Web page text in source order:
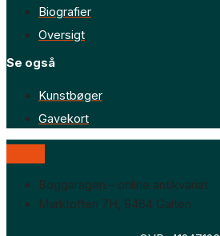
Biografier
Oversigt
Se også
Kunstbøger
Gavekort
Boggaragen – online antikvariat
Marktoften 7H, 8464 Galten